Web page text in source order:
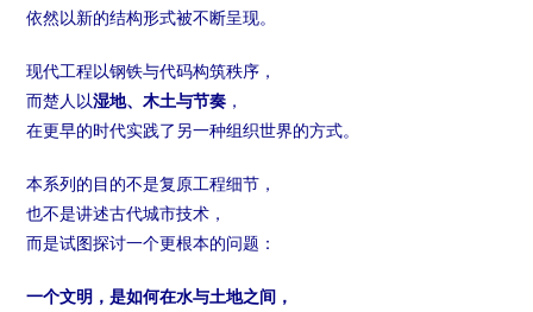
依然以新的结构形式被不断呈现。
现代工程以钢铁与代码构筑秩序，
而楚人以湿地、木土与节奏 ，
在更早的时代实践了另一种组织世界的方式。
本系列的目的不是复原工程细节，
也不是讲述古代城市技术，
而是试图探讨一个更根本的问题：
一个文明，是如何在水与土地之间，